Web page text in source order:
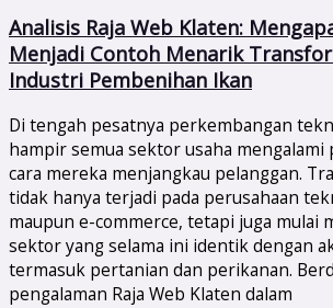
Analisis Raja Web Klaten:
Menjadi Contoh Menarik
Industri Pembenihan Ikan
Di tengah pesatnya perkembangan
hampir semua sektor usaha mengalami
cara mereka menjangkau pelanggan.
tidak hanya terjadi pada perusahaan
maupun e-commerce, tetapi juga mulai
sektor yang selama ini identik dengan
termasuk pertanian dan perikanan.
pengalaman Raja Web Klaten dalam